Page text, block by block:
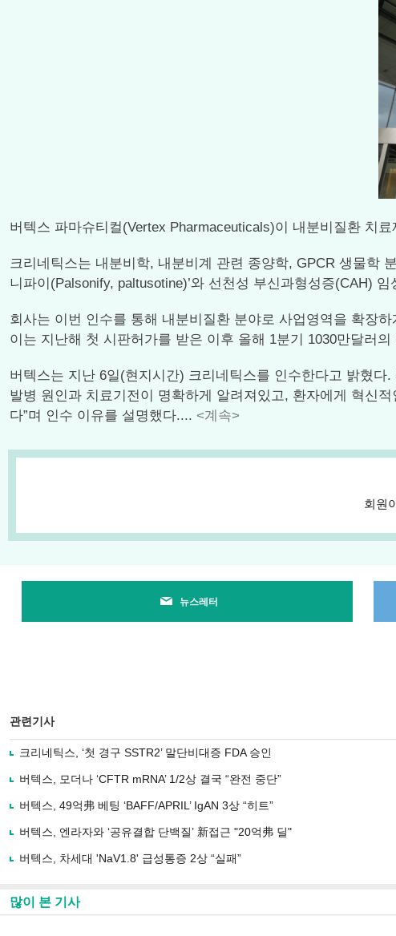
버텍스 파마슈티컬(Vertex Pharmaceuticals)이 내분비질환 치
크리네틱스는 내분비학, 내분비계 관련 종양학, GPCR 생물학
니파이(Palsonify, paltusotine)’와 선천성 부신과형성증(CAH)
회사는 이번 인수를 통해 내분비질환 분야로 사업영역을 확장
이는 지난해 첫 시판허가를 받은 이후 올해 1분기 1030만달러
버텍스는 지난 6일(현지시간) 크리네틱스를 인수한다고 밝혔
발병 원인과 치료기전이 명확하게 알려져있고, 환자에게 혁신
다”며 인수 이유를 설명했다.... <계속>
회원
뉴스레터
관련기사
크리네틱스, ‘첫 경구 SSTR2’ 말단비대증 FDA 승인
버텍스, 모더나 ‘CFTR mRNA’ 1/2상 결국 “완전 중단”
버텍스, 49억弗 베팅 ‘BAFF/APRIL’ IgAN 3상 “히트”
버텍스, 엔라자와 ‘공유결합 단백질’ 新접근 "20억弗 딜"
버텍스, 차세대 'NaV1.8' 급성통증 2상 “실패”
많이 본 기사